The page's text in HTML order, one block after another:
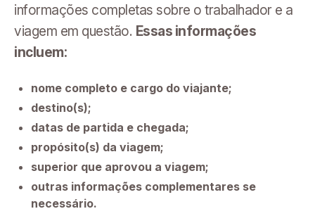
informações completas sobre o trabalhador e a
viagem em questão. Essas informações
incluem:
nome completo e cargo do viajante;
destino(s);
datas de partida e chegada;
propósito(s) da viagem;
superior que aprovou a viagem;
outras informações complementares se
necessário.